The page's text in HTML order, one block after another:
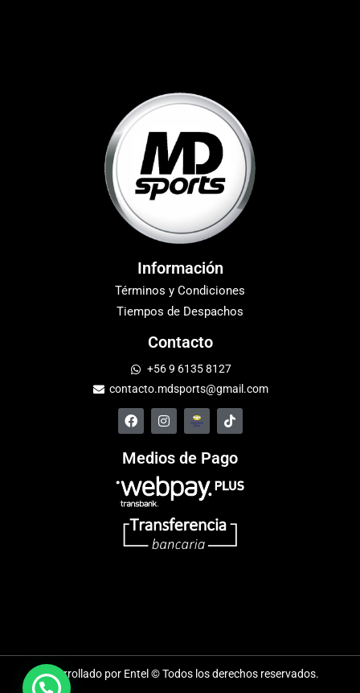
Información
Términos y Condiciones
Tiempos de Despachos
Contacto
+56 9 6135 8127
contacto.mdsports@gmail.com
Medios de Pago
Desarrollado por Entel © Todos los derechos reservados.